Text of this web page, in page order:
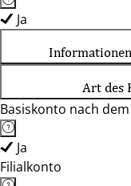
Ja
Art des
Basiskonto nach dem
Ja
Filialkonto